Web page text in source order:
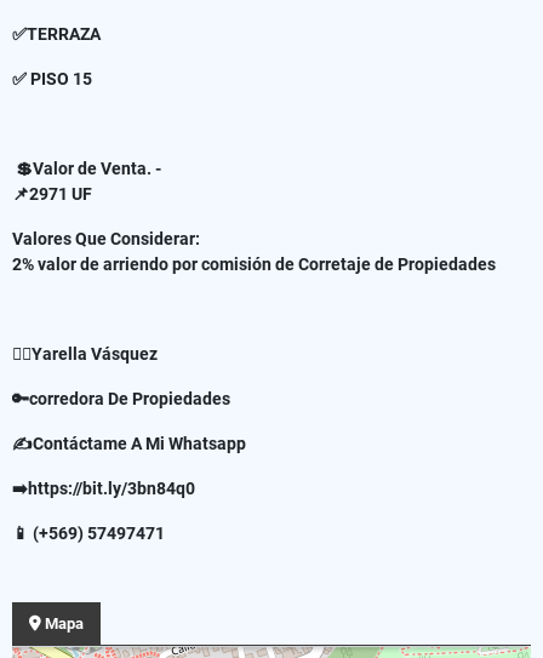
✅TERRAZA
✅ PISO 15
💲Valor de Venta. -
📌2971 UF
Valores Que Considerar:
2% valor de arriendo por comisión de Corretaje de Propiedades
✍🏻Yarella Vásquez
🔑corredora De Propiedades
✍Contáctame A Mi Whatsapp
➡️https://bit.ly/3bn84q0
📱 (+569) 57497471
Mapa